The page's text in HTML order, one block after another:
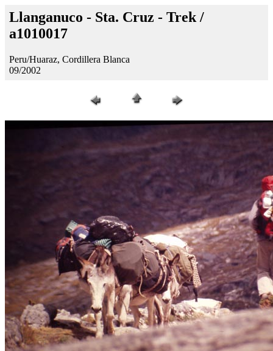
Llanganuco - Sta. Cruz - Trek /
a1010017
Peru/Huaraz, Cordillera Blanca
09/2002